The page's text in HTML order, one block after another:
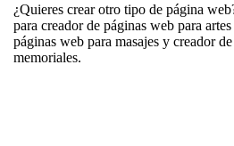
¿Quieres crear otro tipo de página
para creador de páginas web para
páginas web para masajes y creador
memoriales.